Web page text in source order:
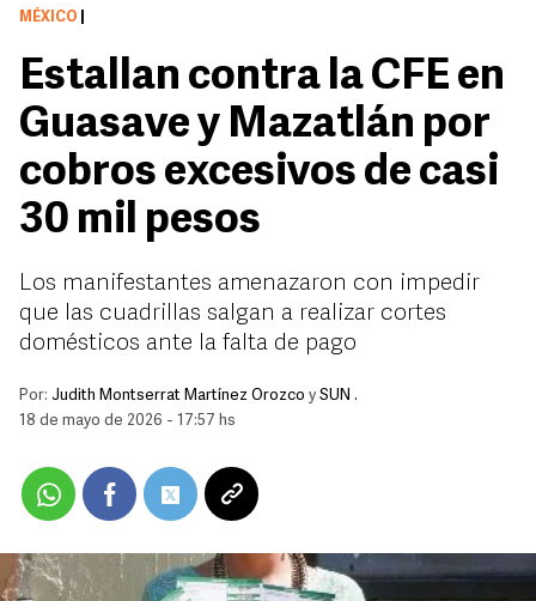
MÉXICO
Estallan contra la CFE en
Guasave y Mazatlán por
cobros excesivos de casi
30 mil pesos
Los manifestantes amenazaron con impedir
que las cuadrillas salgan a realizar cortes
domésticos ante la falta de pago
Por: Judith Montserrat Martínez Orozco y SUN .
18 de mayo de 2026 - 17:57 hs